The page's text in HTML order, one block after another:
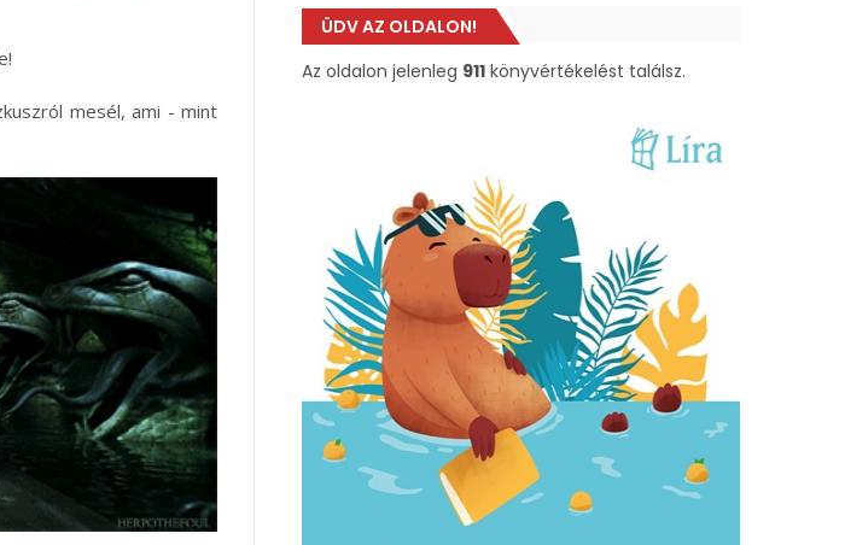
mesél, ami - mint
ÜDV AZ OLDALON!
Az oldalon jelenleg 911 könyvértékelést találsz.